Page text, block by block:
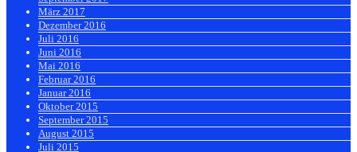
März 2017
Dezember 2016
Juli 2016
Juni 2016
Mai 2016
Februar 2016
Januar 2016
Oktober 2015
September 2015
August 2015
Juli 2015